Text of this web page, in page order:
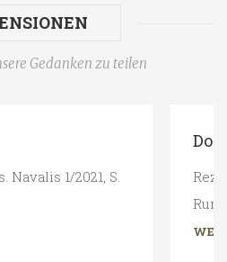
Gedanken zu teilen
1/2021, S.